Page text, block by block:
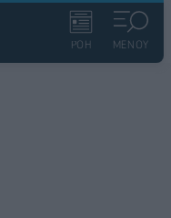
ΡΟΗ ΜΕΝΟΥ